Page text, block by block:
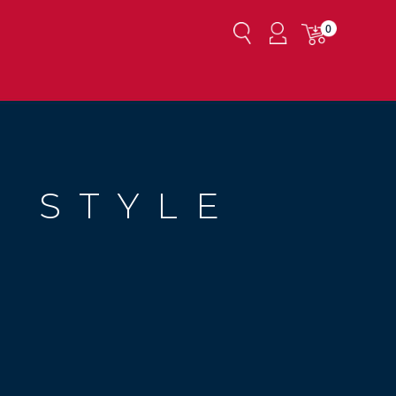
0
STYLE